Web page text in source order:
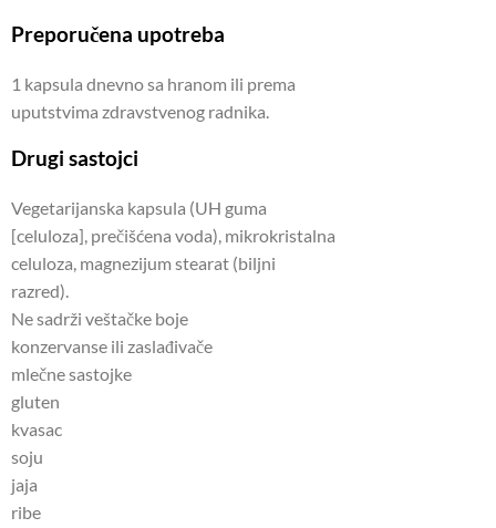
Preporučena upotreba
1 kapsula dnevno sa hranom ili prema
uputstvima zdravstvenog radnika.
Drugi sastojci
Vegetarijanska kapsula (UH guma
[celuloza], prečišćena voda), mikrokristalna
celuloza, magnezijum stearat (biljni
razred).
Ne sadrži veštačke boje
konzervanse ili zaslađivače
mlečne sastojke
gluten
kvasac
soju
jaja
ribe